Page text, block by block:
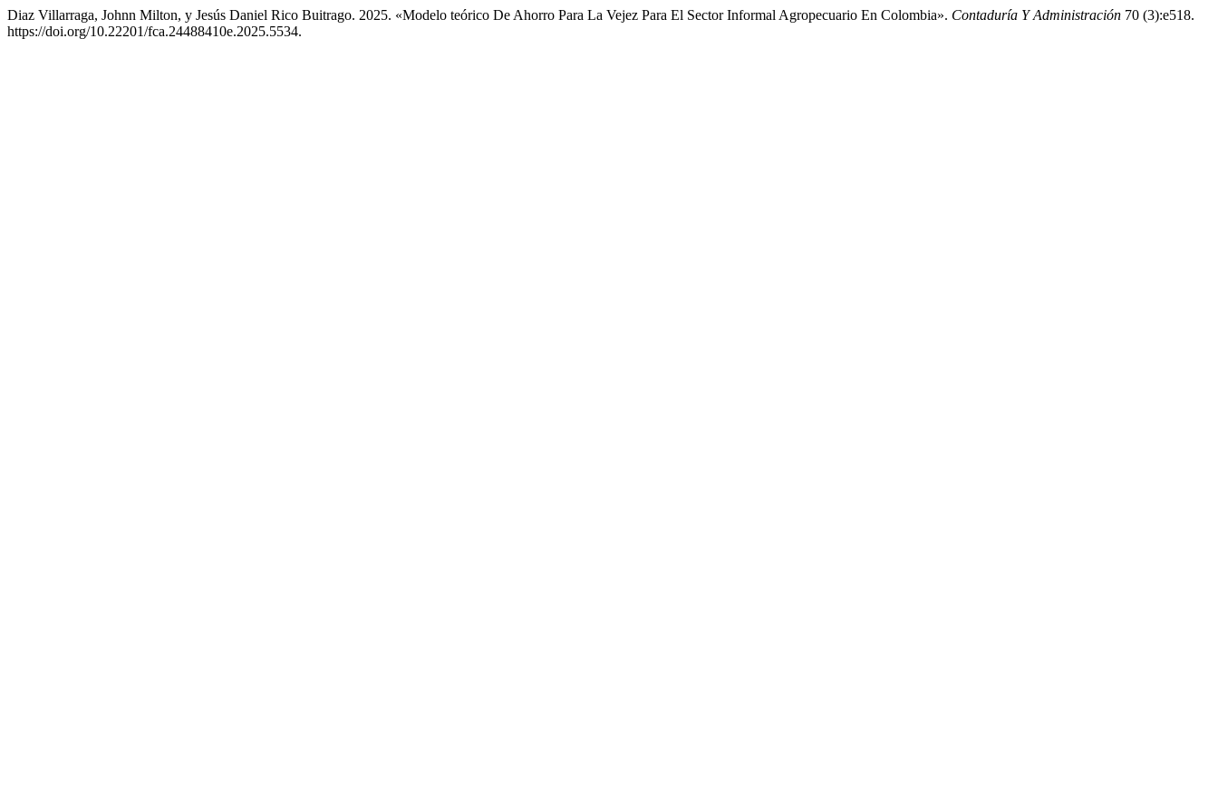
Diaz Villarraga, Johnn Milton, y Jesús Daniel Rico Buitrago. 2025. «Modelo teórico De Ahorro Para La Vejez Para El Sector Informal Agropecuario En Colombia». Contaduría Y Administración 70 (3):e518.
https://doi.org/10.22201/fca.24488410e.2025.5534.